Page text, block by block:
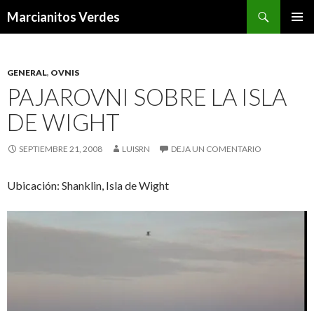
Marcianitos Verdes
GENERAL, OVNIS
PAJAROVNI SOBRE LA ISLA
DE WIGHT
SEPTIEMBRE 21, 2008 LUISRN DEJA UN COMENTARIO
Ubicación: Shanklin, Isla de Wight